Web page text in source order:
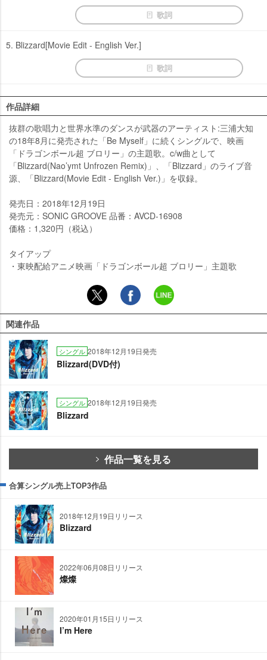
歌詞
5. Blizzard[Movie Edit - English Ver.]
歌詞
作品詳細
抜群の歌唱力と世界水準のダンスが武器のアーティスト:三浦大知
の18年8月に発売された「Be Myself」に続くシングルで、映画
「ドラゴンボール超 ブロリー」の主題歌。c/w曲として
「Blizzard(Nao’ymt Unfrozen Remix)」、「Blizzard」のライブ音
源、「Blizzard(Movie Edit - English Ver.)」を収録。
発売日：2018年12月19日
発売元：SONIC GROOVE 品番：AVCD-16908
価格：1,320円（税込）
タイアップ
・東映配給アニメ映画「ドラゴンボール超 ブロリー」主題歌
関連作品
シングル 2018年12月19日発売
Blizzard(DVD付)
シングル 2018年12月19日発売
Blizzard
作品一覧を見る
合算シングル売上TOP3作品
2018年12月19日リリース
Blizzard
2022年06月08日リリース
燦燦
2020年01月15日リリース
I’m Here